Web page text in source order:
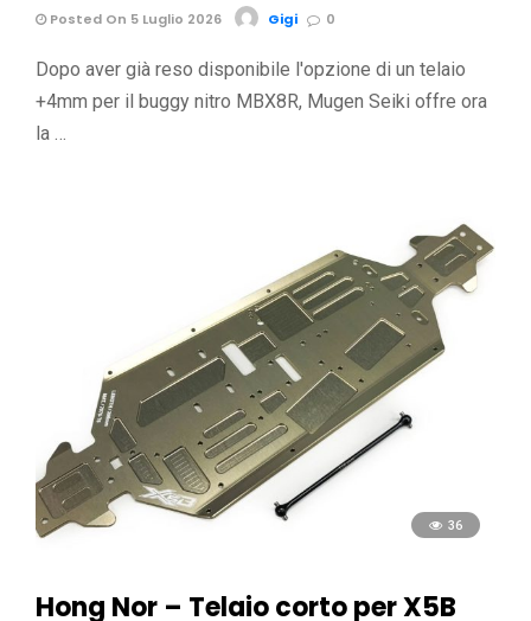
Posted On 5 Luglio 2026 Gigi 0
Dopo aver già reso disponibile l'opzione di un telaio
+4mm per il buggy nitro MBX8R, Mugen Seiki offre ora
la …
36
Hong Nor – Telaio corto per X5B